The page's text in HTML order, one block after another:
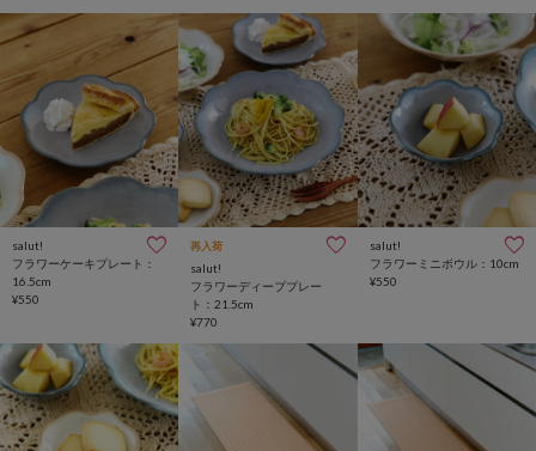
salut!
フラワーケーキプレート：
16.5cm
¥550
再入荷
salut!
フラワーディーププレー
ト：21.5cm
¥770
salut!
フラワーミニボウル：10cm
¥550